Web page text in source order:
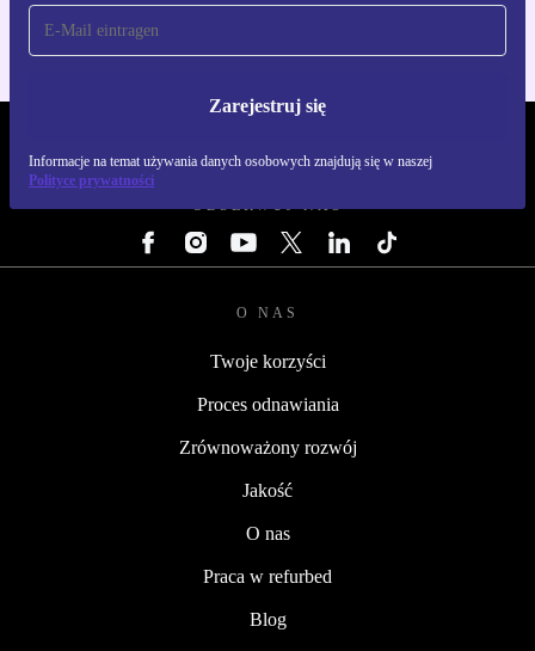
Zarejestruj się
Informacje na temat używania danych osobowych znajdują się w naszej
Polityce prywatności
OBSERWUJ NAS
O NAS
Twoje korzyści
Proces odnawiania
Zrównoważony rozwój
Jakość
O nas
Praca w refurbed
Blog